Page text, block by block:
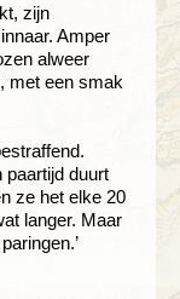
zijn
Amper
alweer
met een smak
paartijd duurt
ze het elke 20
langer. Maar